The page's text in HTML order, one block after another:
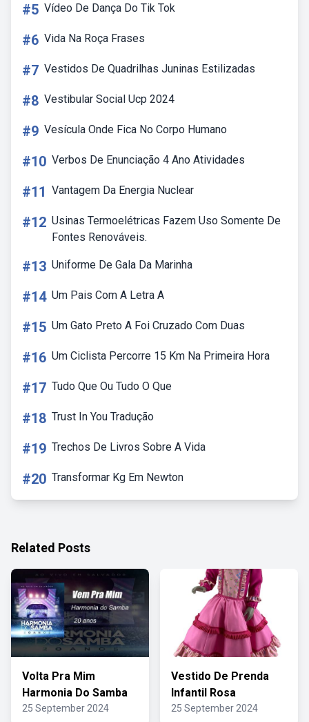
#5 Vídeo De Dança Do Tik Tok
#6 Vida Na Roça Frases
#7 Vestidos De Quadrilhas Juninas Estilizadas
#8 Vestibular Social Ucp 2024
#9 Vesícula Onde Fica No Corpo Humano
#10 Verbos De Enunciação 4 Ano Atividades
#11 Vantagem Da Energia Nuclear
#12 Usinas Termoelétricas Fazem Uso Somente De
Fontes Renováveis.
#13 Uniforme De Gala Da Marinha
#14 Um Pais Com A Letra A
#15 Um Gato Preto A Foi Cruzado Com Duas
#16 Um Ciclista Percorre 15 Km Na Primeira Hora
#17 Tudo Que Ou Tudo O Que
#18 Trust In You Tradução
#19 Trechos De Livros Sobre A Vida
#20 Transformar Kg Em Newton
Related Posts
Volta Pra Mim
Harmonia Do Samba
25 September 2024
Vestido De Prenda
Infantil Rosa
25 September 2024